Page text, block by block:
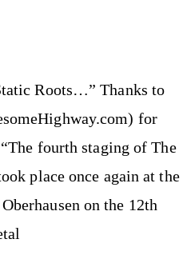
Roots…” Thanks to
for
fourth staging of The
place once again at the
on the 12th